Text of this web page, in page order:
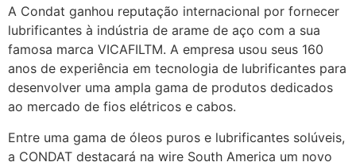
A Condat ganhou reputação internacional por fornecer
lubrificantes à indústria de arame de aço com a sua
famosa marca VICAFILTM. A empresa usou seus 160
anos de experiência em tecnologia de lubrificantes para
desenvolver uma ampla gama de produtos dedicados
ao mercado de fios elétricos e cabos.
Entre uma gama de óleos puros e lubrificantes solúveis,
a CONDAT destacará na wire South America um novo